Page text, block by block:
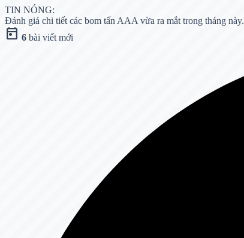
TIN NÓNG:
Đánh giá chi tiết các bom tấn AAA vừa ra mắt trong tháng này.
today 6 bài viết mới